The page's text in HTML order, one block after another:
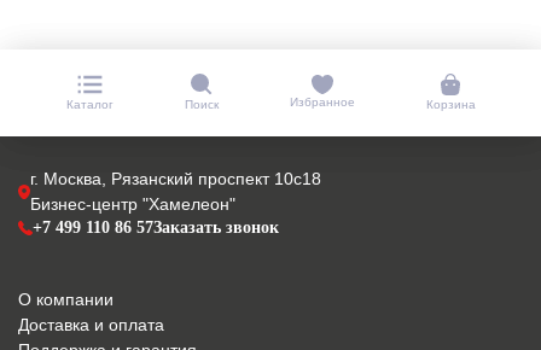
Каталог Поиск Избранное Корзина
г. Москва, Рязанский проспект 10с18
Бизнес-центр "Хамелеон"
+7 499 110 86 57Заказать звонок
О компании
Доставка и оплата